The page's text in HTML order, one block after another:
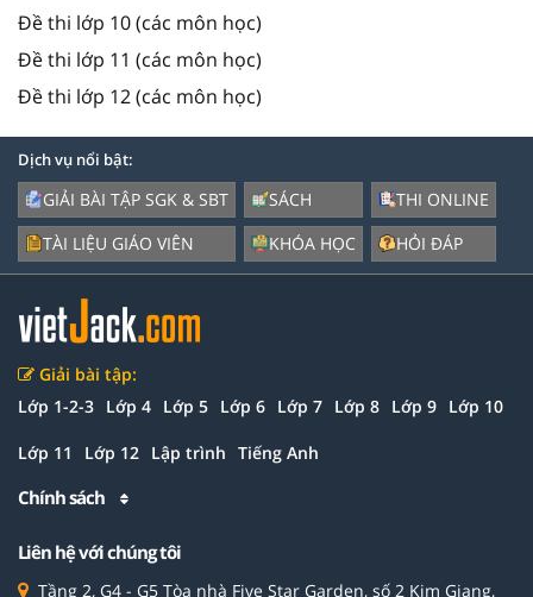
Đề thi lớp 10 (các môn học)
Đề thi lớp 11 (các môn học)
Đề thi lớp 12 (các môn học)
Dịch vụ nổi bật:
GIẢI BÀI TẬP SGK & SBT
TÀI LIỆU GIÁO VIÊN
SÁCH
KHÓA HỌC
THI ONLINE
HỎI ĐÁP
Giải bài tập:
Lớp 1-2-3 Lớp 4 Lớp 5 Lớp 6 Lớp 7 Lớp 8 Lớp 9 Lớp 10
Lớp 11 Lớp 12 Lập trình Tiếng Anh
Chính sách
Liên hệ với chúng tôi
Tầng 2, G4 - G5 Tòa nhà Five Star Garden, số 2 Kim Giang,